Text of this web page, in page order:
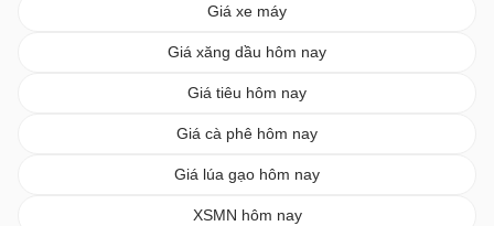
Giá xe máy
Giá xăng dầu hôm nay
Giá tiêu hôm nay
Giá cà phê hôm nay
Giá lúa gạo hôm nay
XSMN hôm nay